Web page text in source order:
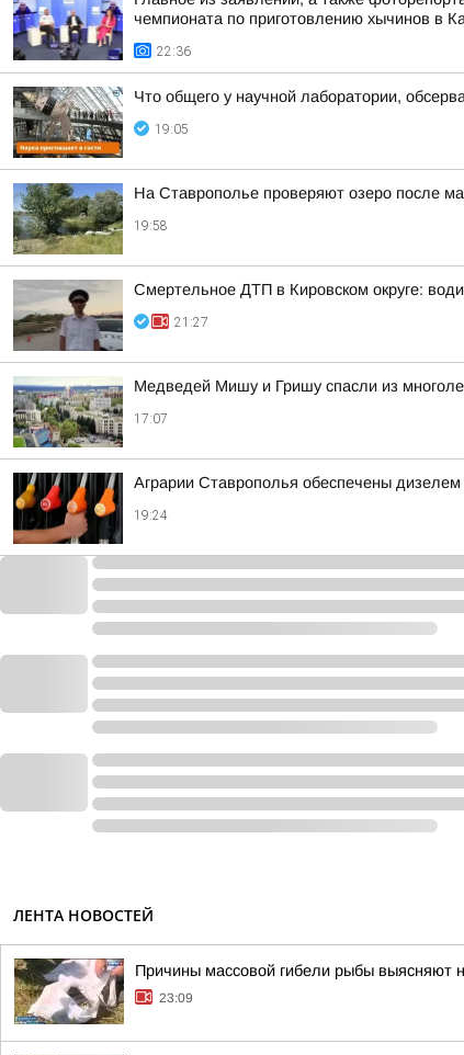
чемпионата по приготовлению хычинов в
22:36
Что общего у научной лаборатории,
19:05
На Ставрополье проверяют озеро после
19:58
Смертельное ДТП в Кировском округе:
21:27
Медведей Мишу и Гришу спасли из
17:07
Аграрии Ставрополья обеспечены
19:24
ЛЕНТА НОВОСТЕЙ
Причины массовой гибели рыбы выясняют
23:09